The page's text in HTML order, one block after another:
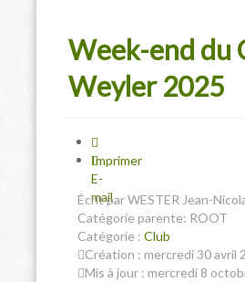
Week-end du
Weyler 2025
Imprimer
E-
mail
Écrit par WESTER Jean-
Catégorie parente: ROOT
Catégorie : Club
Création : mercredi 30 avril
Mis à jour : mercredi 8